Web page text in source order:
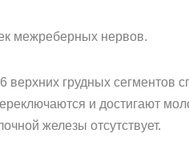
межреберных нервов.
верхних грудных сегментов
и достигают
железы отсутствует.